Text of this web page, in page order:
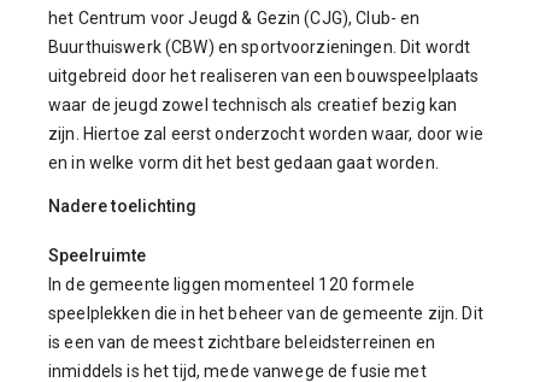
het Centrum voor Jeugd & Gezin (CJG), Club- en
Buurthuiswerk (CBW) en sportvoorzieningen. Dit wordt
uitgebreid door het realiseren van een bouwspeelplaats
waar de jeugd zowel technisch als creatief bezig kan
zijn. Hiertoe zal eerst onderzocht worden waar, door wie
en in welke vorm dit het best gedaan gaat worden.
Nadere toelichting
Speelruimte
In de gemeente liggen momenteel 120 formele
speelplekken die in het beheer van de gemeente zijn. Dit
is een van de meest zichtbare beleidsterreinen en
inmiddels is het tijd, mede vanwege de fusie met